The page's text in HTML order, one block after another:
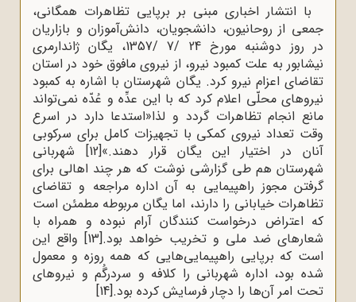
با انتشار اخباری مبنی بر برپایی تظاهرات همگانی،
جمعی از روحانیون، دانشجویان، دانش‌آموزان و بازاریان
در روز دوشنبه مورخ 24 /7 /1357، یگان ژاندارمری
نیشابور به علت کمبود نیرو، از نیروی مافوق خود در استان
تقاضای اعزام نیرو کرد. یگان شهرستان با اشاره به کمبود
نیروهای محلّی اعلام کرد که با این عدِّه و عُدّه نمی‌تواند
مانع انجام تظاهرات گردد و لذا«استدعا دارد در اسرع
وقت تعداد نیروی کمکی با تجهیزات کامل برای سرکوبی
آنان در اختیار این یگان قرار دهند.»[12]
شهربانی
شهرستان هم طی گزارشی نوشت که هر چند اهالی برای
گرفتن مجوز راهپیمایی به آن اداره مراجعه و تقاضای
تظاهرات خیابانی را دارند، اما یگان مربوطه مطمئن است
که اعتراض درخواست کنندگان آرام نبوده و همراه با
شعارهای ضد ملی و تخریب خواهد بود.[13]
واقع این
است که برپایی راهپیمایی‌هایی که همه روزه و معمول
شده بود، اداره شهربانی را کلافه و سردرگُم و نیروهای
تحت امر آن‌ها را دچار فرسایش کرده بود.[14]